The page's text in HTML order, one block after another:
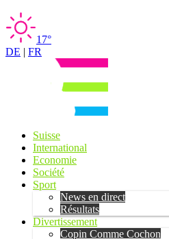
17°
DE | FR
Suisse
International
Economie
Société
Sport
News en direct
Résultats
Divertissement
Copin Comme Cochon